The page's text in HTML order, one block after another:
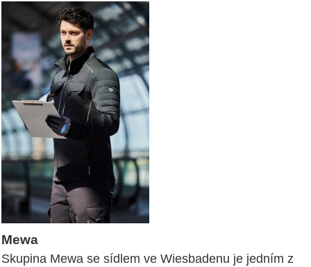
Mewa
Skupina Mewa se sídlem ve Wiesbadenu je jedním z